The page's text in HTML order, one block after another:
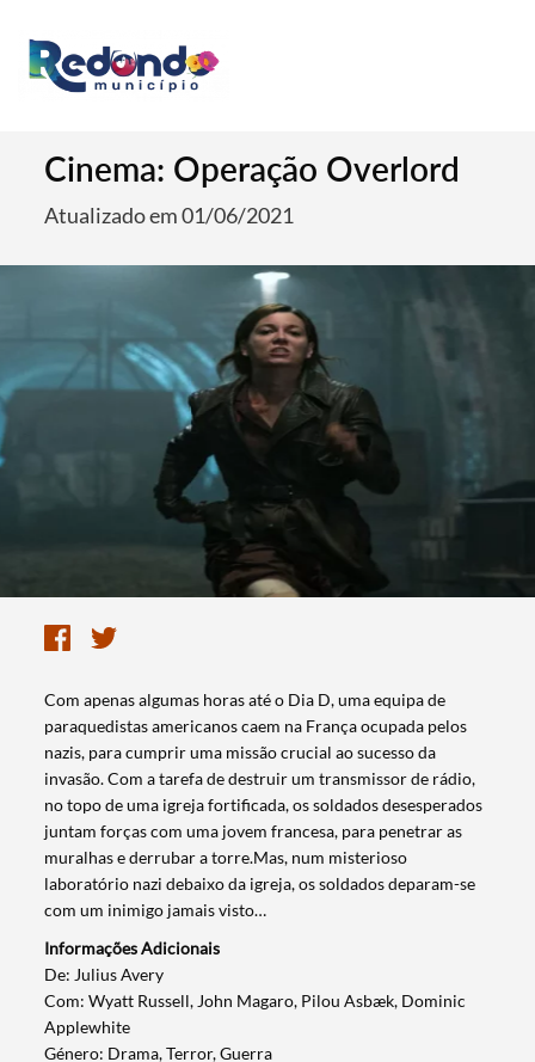
Cinema: Operação Overlord
Atualizado em 01/06/2021
Com apenas algumas horas até o Dia D, uma equipa de
paraquedistas americanos caem na França ocupada pelos
nazis, para cumprir uma missão crucial ao sucesso da
invasão. Com a tarefa de destruir um transmissor de rádio,
no topo de uma igreja fortificada, os soldados desesperados
juntam forças com uma jovem francesa, para penetrar as
muralhas e derrubar a torre.Mas, num misterioso
laboratório nazi debaixo da igreja, os soldados deparam-se
com um inimigo jamais visto…
Informações Adicionais
​De: Julius Avery
Com: Wyatt Russell, John Magaro, Pilou Asbæk, Dominic
Applewhite
Género: Drama, Terror, Guerra